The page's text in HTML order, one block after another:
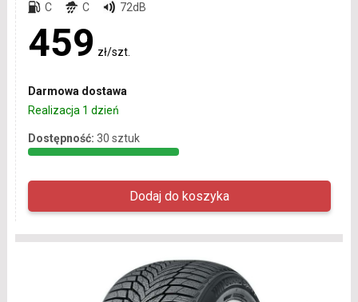
C C 72dB
459 zł/szt.
Darmowa dostawa
Realizacja 1 dzień
Dostępność: 30 sztuk